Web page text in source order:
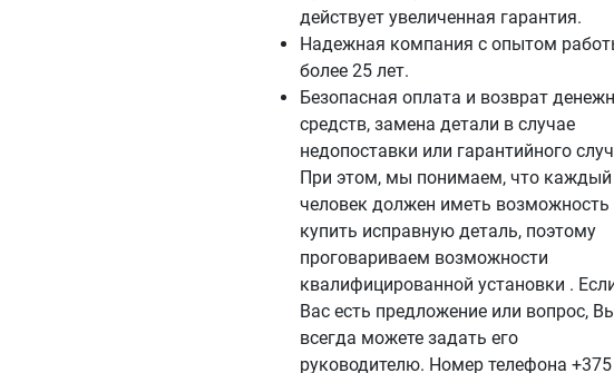
действует увеличенная гарантия.
Надежная компания с опытом
более 25 лет.
Безопасная оплата и возврат
средств, замена детали в случае
недопоставки или гарантийного
При этом, мы понимаем, что каждый
человек должен иметь возможность
купить исправную деталь, поэтому
проговариваем возможности
квалифицированной установки .
Вас есть предложение или вопрос,
всегда можете задать его
руководителю. Номер телефона